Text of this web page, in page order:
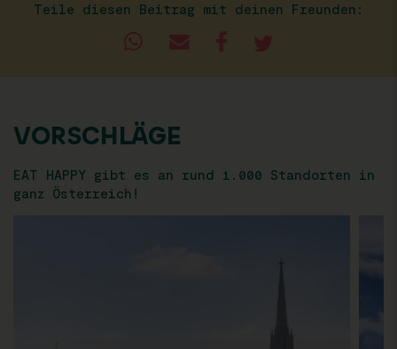
Teile diesen Beitrag mit deinen Freunden:
VORSCHLÄGE
EAT HAPPY gibt es an rund 1.000 Standorten in
ganz Österreich!